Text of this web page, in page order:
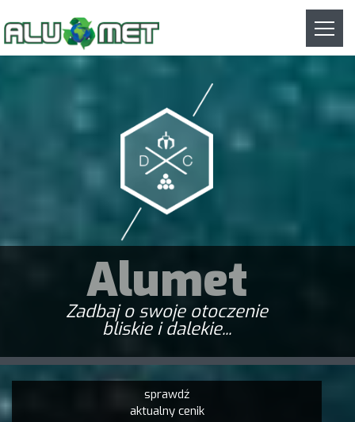
Alumet
Zadbaj o swoje otoczenie
bliskie i dalekie...
sprawdź
aktualny cenik